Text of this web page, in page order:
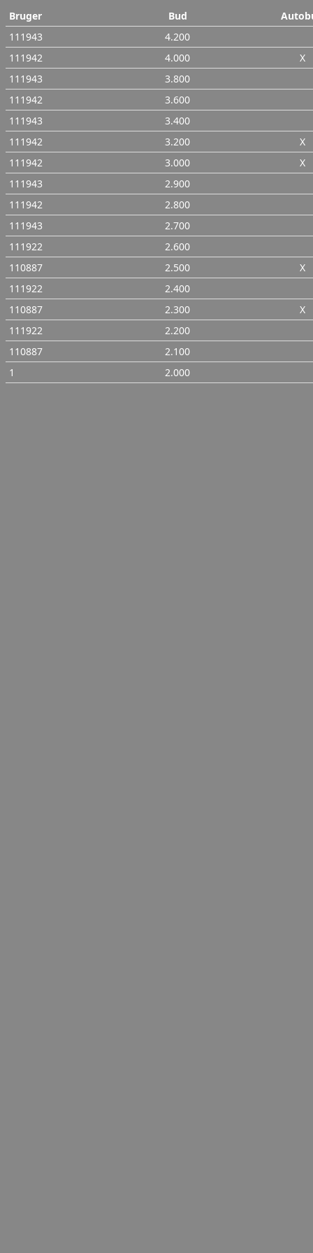
Bruger Bud
111943
4.200
111942
4.000
X
111943
3.800
111942
3.600
111943
3.400
111942
3.200
X
111942
3.000
X
111943
2.900
111942
2.800
111943
2.700
111922
2.600
110887
2.500
X
111922
2.400
110887
2.300
X
111922
2.200
110887
2.100
1
2.000